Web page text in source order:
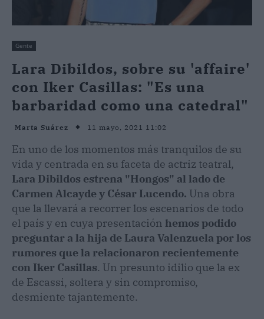
Gente
Lara Dibildos, sobre su 'affaire'
con Iker Casillas: "Es una
barbaridad como una catedral"
Marta Suárez 11 mayo, 2021 11:02
En uno de los momentos más tranquilos de su
vida y centrada en su faceta de actriz teatral,
Lara Dibildos estrena "Hongos" al lado de
Carmen Alcayde y César Lucendo. Una obra
que la llevará a recorrer los escenarios de todo
el país y en cuya presentación hemos podido
preguntar a la hija de Laura Valenzuela por los
rumores que la relacionaron recientemente
con Iker Casillas. Un presunto idilio que la ex
de Escassi, soltera y sin compromiso,
desmiente tajantemente.